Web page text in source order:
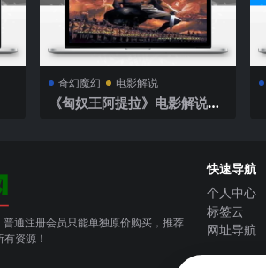
奇幻魔幻 电影解说
《匈奴王阿提拉》电影解说文
通注册会员只能单独原价购买，推荐
资源！
快速导航
个人中心
标签云
网址导航